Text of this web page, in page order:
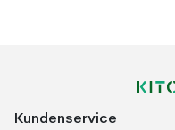
Kundenservice